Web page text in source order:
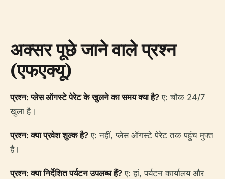
अक्सर पूछे जाने वाले प्रश्न
(एफएक्यू)
प्रश्न: प्लेस ऑगस्टे पेरेट के खुलने का समय क्या है? ए: चौक 24/7
खुला है।
प्रश्न: क्या प्रवेश शुल्क है? ए: नहीं, प्लेस ऑगस्टे पेरेट तक पहुंच मुफ्त
है।
प्रश्न: क्या निर्देशित पर्यटन उपलब्ध हैं? ए: हां, पर्यटन कार्यालय और